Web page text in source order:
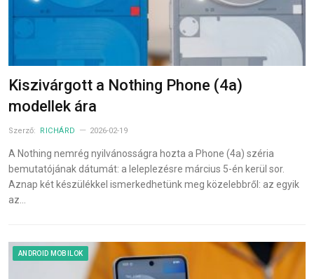
Kiszivárgott a Nothing Phone (4a)
modellek ára
Szerző: RICHÁRD 2026-02-19
A Nothing nemrég nyilvánosságra hozta a Phone (4a) széria
bemutatójának dátumát: a leleplezésre március 5-én kerül sor.
Aznap két készülékkel ismerkedhetünk meg közelebbről: az egyik
az…
ANDROID MOBILOK